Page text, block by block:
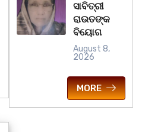
ସାବିତ୍ରୀ
ରାଉତଙ୍କ
ବିୟୋଗ
August 8,
2026
MORE